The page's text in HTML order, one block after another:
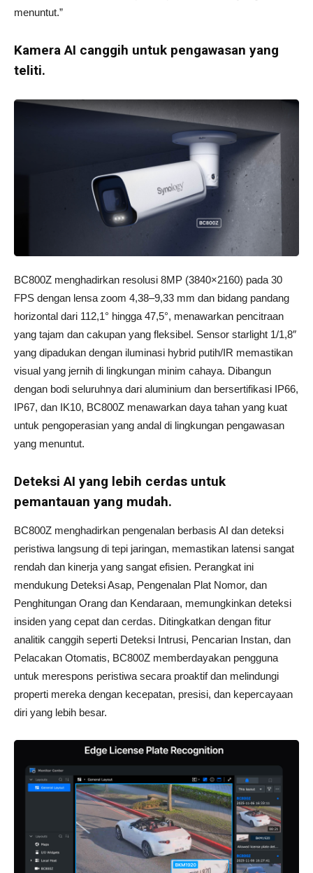
menuntut.”
Kamera AI canggih untuk pengawasan yang
teliti.
BC800Z menghadirkan resolusi 8MP (3840×2160) pada 30
FPS dengan lensa zoom 4,38–9,33 mm dan bidang pandang
horizontal dari 112,1° hingga 47,5°, menawarkan pencitraan
yang tajam dan cakupan yang fleksibel. Sensor starlight 1/1,8″
yang dipadukan dengan iluminasi hybrid putih/IR memastikan
visual yang jernih di lingkungan minim cahaya. Dibangun
dengan bodi seluruhnya dari aluminium dan bersertifikasi IP66,
IP67, dan IK10, BC800Z menawarkan daya tahan yang kuat
untuk pengoperasian yang andal di lingkungan pengawasan
yang menuntut.
Deteksi AI yang lebih cerdas untuk
pemantauan yang mudah.
BC800Z menghadirkan pengenalan berbasis AI dan deteksi
peristiwa langsung di tepi jaringan, memastikan latensi sangat
rendah dan kinerja yang sangat efisien. Perangkat ini
mendukung Deteksi Asap, Pengenalan Plat Nomor, dan
Penghitungan Orang dan Kendaraan, memungkinkan deteksi
insiden yang cepat dan cerdas. Ditingkatkan dengan fitur
analitik canggih seperti Deteksi Intrusi, Pencarian Instan, dan
Pelacakan Otomatis, BC800Z memberdayakan pengguna
untuk merespons peristiwa secara proaktif dan melindungi
properti mereka dengan kecepatan, presisi, dan kepercayaan
diri yang lebih besar.